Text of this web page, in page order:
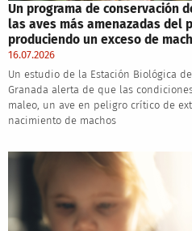
Un programa de conservación
las aves más amenazadas del
produciendo un exceso de
16.07.2026
Un estudio de la Estación Biológica
Granada alerta de que las
maleo, un ave en peligro crítico de
nacimiento de machos